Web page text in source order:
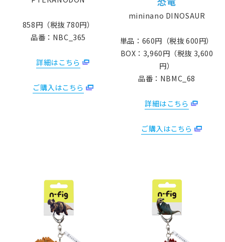
858円（税抜 780円）
品番：NBC_365
詳細はこちら
ご購入はこちら
mininano DINOSAUR
単品：660円（税抜 600円）
BOX：3,960円（税抜 3,600
円）
品番：NBMC_68
詳細はこちら
ご購入はこちら